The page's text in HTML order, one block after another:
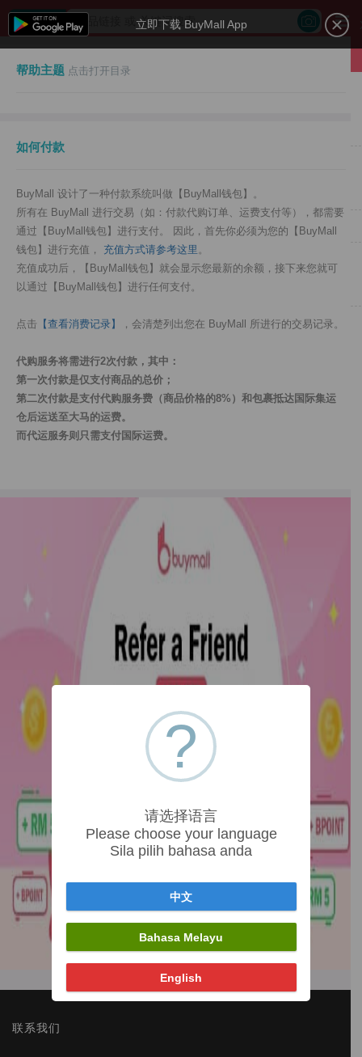
帮助主题 点击打开目录
如何付款
BuyMall 设计了一种付款系统叫做【BuyMall钱包】。
所有在 BuyMall 进行交易（如：付款代购订单、运费支付等），都需要
通过【BuyMall钱包】进行支付。 因此，首先你必须为您的【BuyMall
钱包】进行充值， 充值方式请参考这里 。
充值成功后，【BuyMall钱包】就会显示您最新的余额，接下来您就可
以通过【BuyMall钱包】进行任何支付。
点击 【查看消费记录】 ，会清楚列出您在 BuyMall 所进行的交易记录。
代购服务将需进行2次付款，其中：
第一次付款是仅支付商品的总价；
第二次付款是支付代购服务费（商品价格的8%）和包裹抵达国际集运
仓后运送至大马的运费。
而代运服务则只需支付国际运费。
联系我们
立即下载 BuyMall App
?
请选择语言
Please choose your language
Sila pilih bahasa anda
中文
Bahasa Melayu
English